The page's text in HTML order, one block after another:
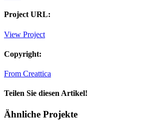
Project URL:
View Project
Copyright:
From Creattica
Teilen Sie diesen Artikel!
Facebook
X
Reddit
LinkedIn
WhatsApp
Tumblr
Pinterest
Vk
E-
Ähnliche Projekte